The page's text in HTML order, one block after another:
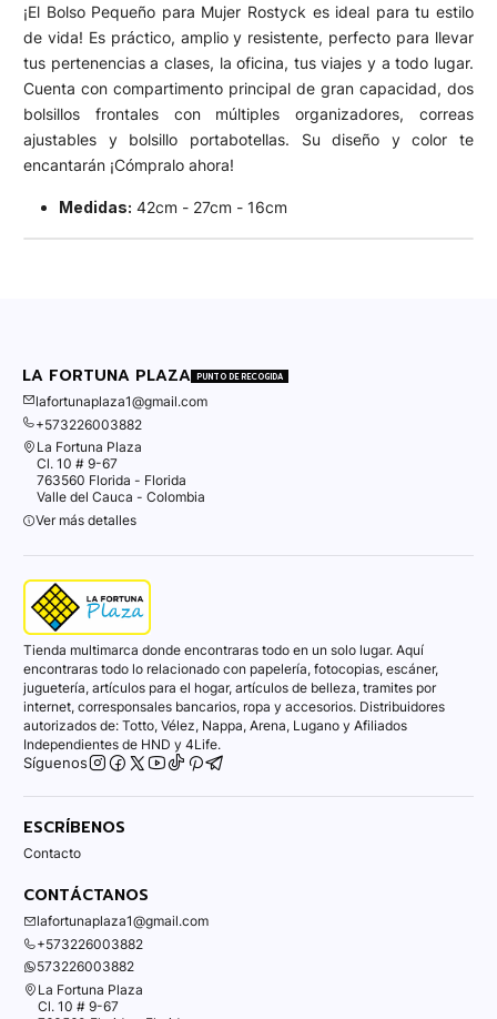
¡El Bolso Pequeño para Mujer Rostyck es ideal para tu estilo
de vida! Es práctico, amplio y resistente, perfecto para llevar
tus pertenencias a clases, la oficina, tus viajes y a todo lugar.
Cuenta con compartimento principal de gran capacidad, dos
bolsillos frontales con múltiples organizadores, correas
ajustables y bolsillo portabotellas. Su diseño y color te
encantarán ¡Cómpralo ahora!
Medidas: 42cm - 27cm - 16cm
LA FORTUNA PLAZA PUNTO DE RECOGIDA
lafortunaplaza1@gmail.com
+573226003882
La Fortuna Plaza
Cl. 10 # 9-67
763560 Florida - Florida
Valle del Cauca - Colombia
Ver más detalles
Tienda multimarca donde encontraras todo en un solo lugar. Aquí
encontraras todo lo relacionado con papelería, fotocopias, escáner,
juguetería, artículos para el hogar, artículos de belleza, tramites por
internet, corresponsales bancarios, ropa y accesorios. Distribuidores
autorizados de: Totto, Vélez, Nappa, Arena, Lugano y Afiliados
Independientes de HND y 4Life.
Síguenos
ESCRÍBENOS
Contacto
CONTÁCTANOS
lafortunaplaza1@gmail.com
+573226003882
573226003882
La Fortuna Plaza
Cl. 10 # 9-67